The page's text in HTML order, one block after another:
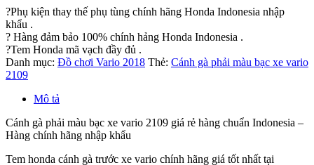
?Phụ kiện thay thế phụ tùng chính hãng Honda Indonesia nhập
khẩu .
? Hàng đảm bảo 100% chính hảng Honda Indonesia .
?Tem Honda mã vạch đầy đủ .
Danh mục: Đồ chơi Vario 2018 Thẻ: Cánh gà phải màu bạc xe vario
2109
Mô tả
Cánh gà phải màu bạc xe vario 2109 giá rẻ hàng chuẩn Indonesia –
Hàng chính hãng nhập khẩu
Tem honda cánh gà trước xe vario chính hãng giá tốt nhất tại